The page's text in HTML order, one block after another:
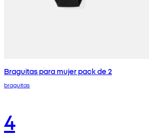
Braguitas para mujer pack de 2
braguitas
4